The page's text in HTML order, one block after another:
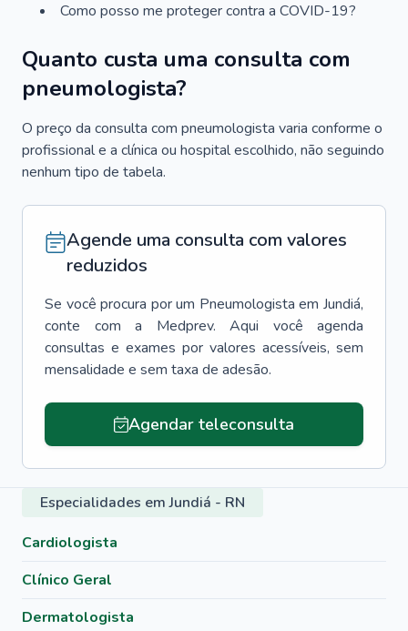
Como posso me proteger contra a COVID-19?
Quanto custa uma consulta com
pneumologista?
O preço da consulta com pneumologista varia conforme o
profissional e a clínica ou hospital escolhido, não seguindo
nenhum tipo de tabela.
Agende uma consulta com valores
reduzidos
Se você procura por um Pneumologista em Jundiá,
conte com a Medprev. Aqui você agenda
consultas e exames por valores acessíveis, sem
mensalidade e sem taxa de adesão.
Agendar teleconsulta
Especialidades em Jundiá - RN
Cardiologista
Clínico Geral
Dermatologista